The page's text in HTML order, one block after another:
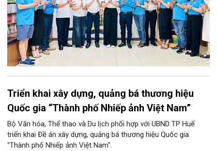
Triển khai xây dựng, quảng bá thương hiệu
Quốc gia “Thành phố Nhiếp ảnh Việt Nam”
Bộ Văn hóa, Thể thao và Du lịch phối hợp với UBND TP Huế
triển khai Đề án xây dựng, quảng bá thương hiệu Quốc gia
"Thành phố Nhiếp ảnh Việt Nam".